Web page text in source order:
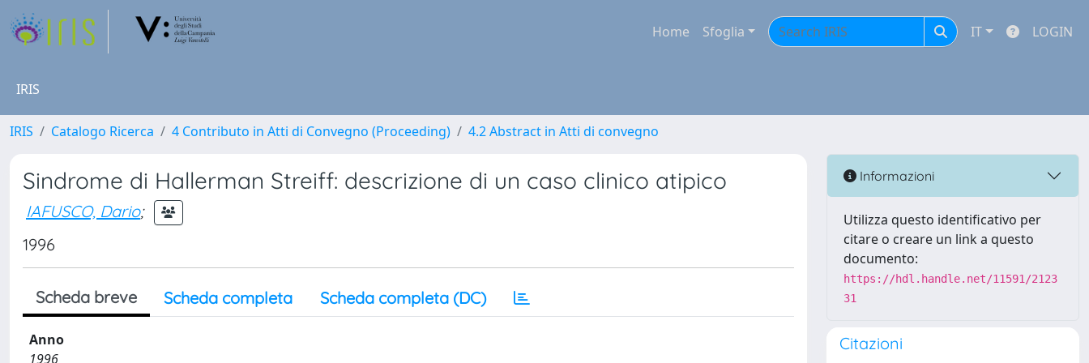
Home Sfoglia IT LOGIN
IRIS
IRIS Catalogo Ricerca 4 Contributo in Atti di Convegno (Proceeding) 4.2 Abstract in Atti di convegno
Sindrome di Hallerman Streiff: descrizione di un caso clinico atipico
IAFUSCO, Dario;
1996
Scheda breve Scheda completa Scheda completa (DC)
Anno
1996
Informazioni
Utilizza questo identificativo per
citare o creare un link a questo
documento:
https://hdl.handle.net/11591/2123
31
Citazioni